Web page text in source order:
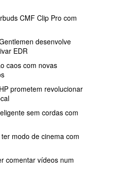
CMF Clip Pro com
desenvolve
EDR
caos com novas
prometem revolucionar
sem cordas com
modo de cinema com
comentar vídeos num